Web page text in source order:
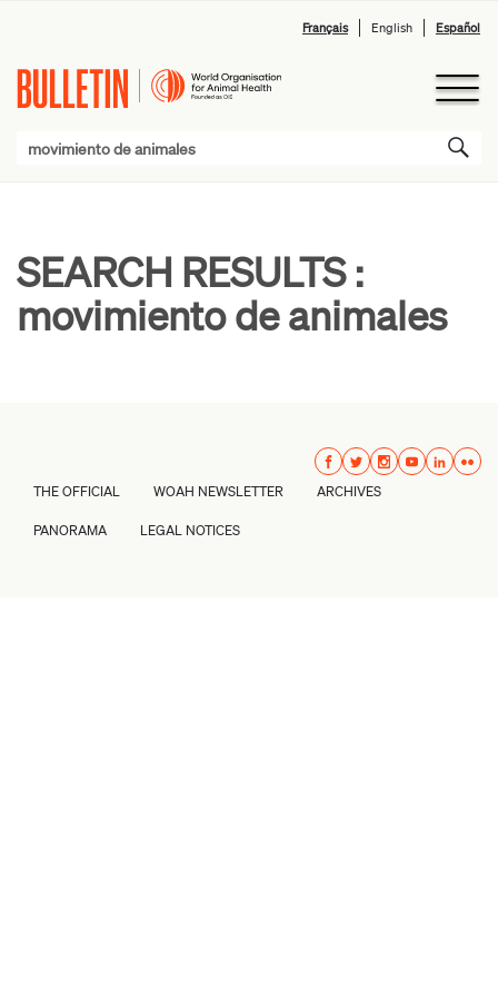
Français English Español
SEARCH RESULTS :
movimiento de animales
THE OFFICIAL WOAH NEWSLETTER ARCHIVES
PANORAMA LEGAL NOTICES